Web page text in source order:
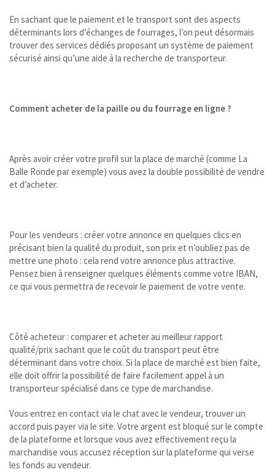
En sachant que le paiement et le transport sont des aspects
déterminants lors d’échanges de fourrages, l’on peut désormais
trouver des services dédiés proposant un système de paiement
sécurisé ainsi qu’une aide à la recherche de transporteur.
Comment acheter de la paille ou du fourrage en ligne ?
Après avoir créer votre profil sur la place de marché (comme La
Balle Ronde par exemple) vous avez la double possibilité de vendre
et d’acheter.
Pour les vendeurs : créer votre annonce en quelques clics en
précisant bien la qualité du produit, son prix et n’oubliez pas de
mettre une photo : cela rend votre annonce plus attractive.
Pensez bien à renseigner quelques éléments comme votre IBAN,
ce qui vous permettra de recevoir le paiement de votre vente.
Côté acheteur : comparer et acheter au meilleur rapport
qualité/prix sachant que le coût du transport peut être
déterminant dans votre choix. Si la place de marché est bien faite,
elle doit offrir la possibilité de faire facilement appel à un
transporteur spécialisé dans ce type de marchandise.
Vous entrez en contact via le chat avec le vendeur, trouver un
accord puis payer via le site. Votre argent est bloqué sur le compte
de la plateforme et lorsque vous avez effectivement reçu la
marchandise vous accusez réception sur la plateforme qui verse
les fonds au vendeur.